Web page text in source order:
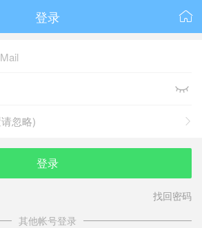

登录


忽略)
忽略)
登录
找回密码
其他帐号登录